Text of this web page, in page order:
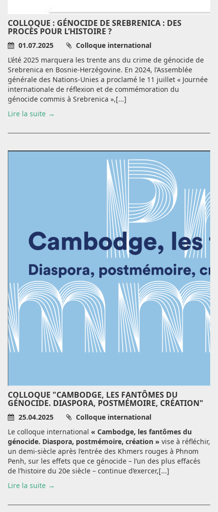
COLLOQUE : GÉNOCIDE DE SREBRENICA : DES
PROCÈS POUR L’HISTOIRE ?
01.07.2025
Colloque international
L’été 2025 marquera les trente ans du crime de génocide de
Srebrenica en Bosnie-Herzégovine. En 2024, l’Assemblée
générale des Nations-Unies a proclamé le 11 juillet « Journée
internationale de réflexion et de commémoration du
génocide commis à Srebrenica »,[...]
Lire la suite
COLLOQUE "CAMBODGE, LES FANTÔMES DU
GÉNOCIDE. DIASPORA, POSTMÉMOIRE, CRÉATION"
25.04.2025
Colloque international
Le colloque international « Cambodge, les fantômes du
génocide. Diaspora, postmémoire, création » vise à réfléchir,
un demi-siècle après l’entrée des Khmers rouges à Phnom
Penh, sur les effets que ce génocide – l’un des plus effacés
de l’histoire du 20e siècle – continue d’exercer,[...]
Lire la suite